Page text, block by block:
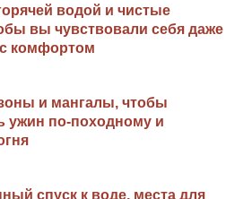
водой и чистые
вы чувствовали себя даже
комфортом
и мангалы, чтобы
ужин по-походному и
спуск к воде, места для